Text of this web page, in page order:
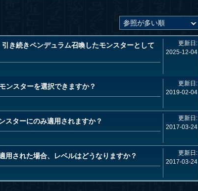
き続きペンデュラム召喚したモンスターとして
更新日:
2025-12-04
ンスターを選択できますか？
更新日:
2019-02-04
スターにのみ適用されますか？
更新日:
2017-03-24
用された場合、レベルはどうなりますか？
更新日:
2017-03-24